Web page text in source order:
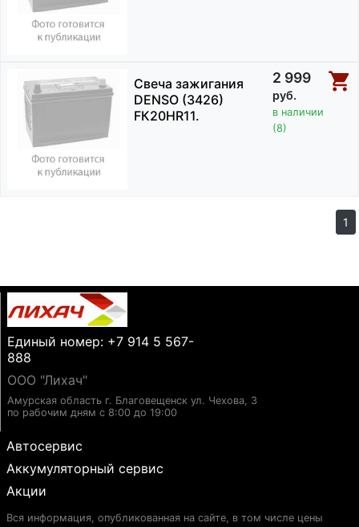
Свеча зажигания
DENSO (3426)
FК20HR11.
2 999
руб.
в наличии
(8)
1
Единый номер: +7 914 5 567-
888
ООО "Лихач"
Амурская область г. Благовещенск ул. Чехова, 3
по рабочим дням с 8:00 до 19:00
Автосервис
Аккумуляторный сервис
Акции
Вся информация, опубликованная на сайте, в том числе цены